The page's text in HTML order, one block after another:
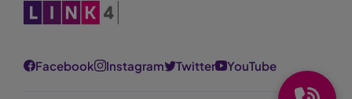
Obraz
Facebook Instagram Twitter YouTube